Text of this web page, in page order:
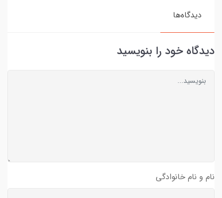
دیدگاه‌ها
دیدگاه خود را بنویسید
نام و نام خانوادگی